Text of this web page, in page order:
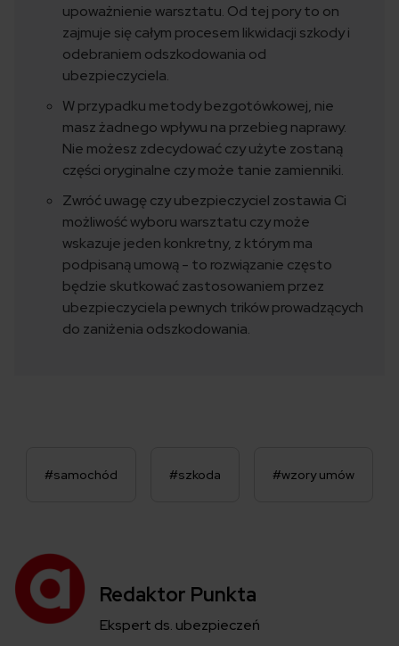
upoważnienie warsztatu. Od tej pory to on
zajmuje się całym procesem likwidacji szkody i
odebraniem odszkodowania od
ubezpieczyciela.
W przypadku metody bezgotówkowej, nie
masz żadnego wpływu na przebieg naprawy.
Nie możesz zdecydować czy użyte zostaną
części oryginalne czy może tanie zamienniki.
Zwróć uwagę czy ubezpieczyciel zostawia Ci
możliwość wyboru warsztatu czy może
wskazuje jeden konkretny, z którym ma
podpisaną umową - to rozwiązanie często
będzie skutkować zastosowaniem przez
ubezpieczyciela pewnych trików prowadzących
do zaniżenia odszkodowania.
#samochód #szkoda #wzory umów
Redaktor Punkta
Ekspert ds. ubezpieczeń